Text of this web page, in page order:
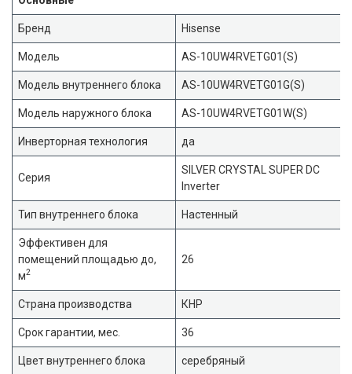
Бренд Hisense
Модель AS-10UW4RVETG01(S)
Модель внутреннего блока AS-10UW4RVETG01G(S)
Модель наружного блока AS-10UW4RVETG01W(S)
Инверторная технология да
Серия
SILVER CRYSTAL SUPER DC
Inverter
Тип внутреннего блока Настенный
Эффективен для
помещений площадью до,
м2
26
Страна производства КНР
Срок гарантии, мес. 36
Цвет внутреннего блока серебряный